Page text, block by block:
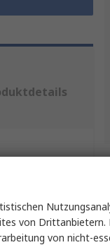
von Drittanbietern.
von nicht-